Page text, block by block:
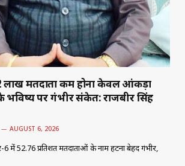
लाख मतदाता कम होना केवल आंकड़ा
भविष्य पर गंभीर संकेत: राजबीर सिंह
AUGUST 6, 2026
6 में 52.76 प्रतिशत मतदाताओं के नाम हटना बेहद गंभीर,